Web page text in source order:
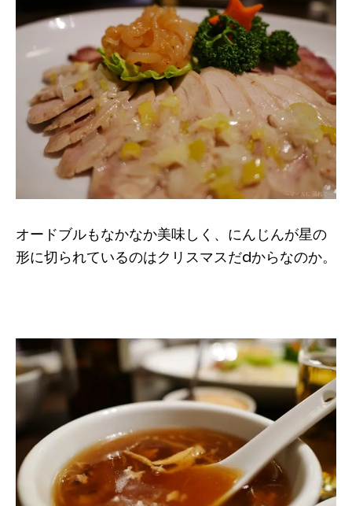
オードブルもなかなか美味しく、にんじんが星の
形に切られているのはクリスマスだdからなのか。